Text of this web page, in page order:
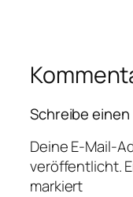
Schreibe
Deine E-Mail-
veröffentlicht.
markiert